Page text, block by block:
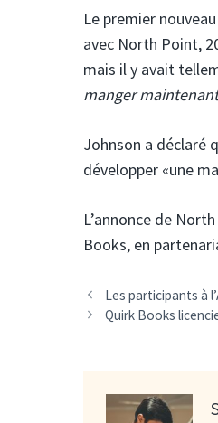
Le premier
avec North Point,
mais il y avait
manger
Johnson a déclaré
développer «une
L’annonce de
Books, en
Les participants à
Quirk Books